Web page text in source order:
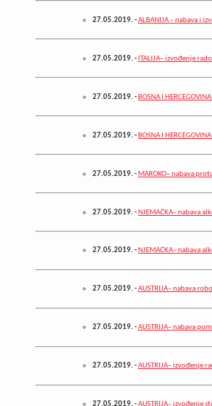
27.05.2019.-ALBANIJA – nabava i
27.05.2019.- ITALIJA– izvođenje
27.05.2019.- BOSNA I
27.05.2019.- BOSNA I
27.05.2019.- MAROKO– nabava
27.05.2019.- NJEMAČKA– nabava
27.05.2019.-NJEMAČKA– nabava
27.05.2019.-AUSTRIJA– nabava
27.05.2019.-AUSTRIJA– nabava
27.05.2019.-AUSTRIJA– izvođenje
27.05.2019.-AUSTRIJA– izvođenje